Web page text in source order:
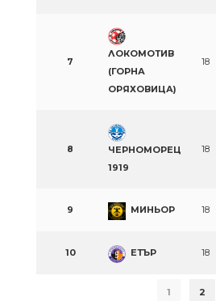
7
ЛОКОМОТИВ
(ГОРНА
ОРЯХОВИЦА)
18
8
ЧЕРНОМОРЕЦ
1919
18
9 МИНЬОР 18
10 ЕТЪР 18
1 2